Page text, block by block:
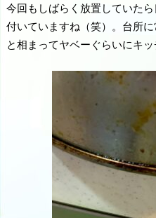
今回もしばらく放置していたら
付いていますね（笑）。台所
と相まってヤベーぐらいにキ